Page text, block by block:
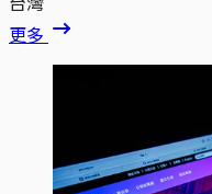
更多